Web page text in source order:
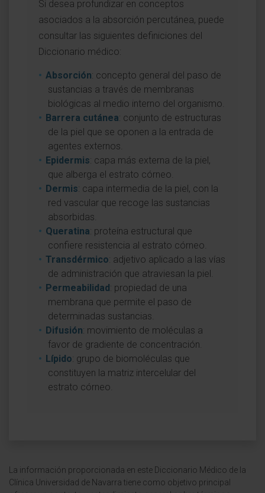
Si desea profundizar en conceptos
asociados a la absorción percutánea, puede
consultar las siguientes definiciones del
Diccionario médico:
Absorción: concepto general del paso de
sustancias a través de membranas
biológicas al medio interno del organismo.
Barrera cutánea: conjunto de estructuras
de la piel que se oponen a la entrada de
agentes externos.
Epidermis: capa más externa de la piel,
que alberga el estrato córneo.
Dermis: capa intermedia de la piel, con la
red vascular que recoge las sustancias
absorbidas.
Queratina: proteína estructural que
confiere resistencia al estrato córneo.
Transdérmico: adjetivo aplicado a las vías
de administración que atraviesan la piel.
Permeabilidad: propiedad de una
membrana que permite el paso de
determinadas sustancias.
Difusión: movimiento de moléculas a
favor de gradiente de concentración.
Lípido: grupo de biomoléculas que
constituyen la matriz intercelular del
estrato córneo.
La información proporcionada en este Diccionario Médico de la
Clínica Universidad de Navarra tiene como objetivo principal